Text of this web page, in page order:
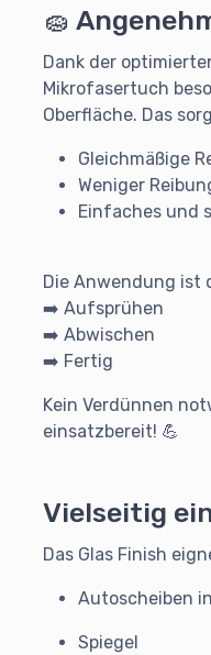
🧽
Dank der
Mikrofasertuch
Oberfläche. Das
Gleichmäßige
Weniger
Einfaches und
Die Anwendung ist
➡️ Aufsprühen
➡️ Abwischen
➡️ Fertig
Kein Verdünnen
einsatzbereit! 💪
Vielseitig
Das Glas Finish
Autoscheiben
Spiegel